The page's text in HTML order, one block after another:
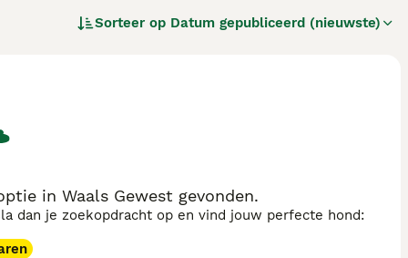
De Bedlington werd oorspronkelijk gefokt in het
Sorteer op Datum gepubliceerd (nieuwste)
in Waals Gewest gevonden.
dan je zoekopdracht op en vind jouw perfecte hond: